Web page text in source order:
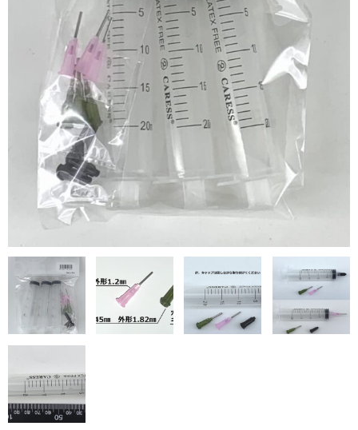
アーケードスイッチ
カーライト
リレー
バルブ
ヒューズ
リニアガイド
アルミ板
鉄板
ケミカルウッド
POMプレート